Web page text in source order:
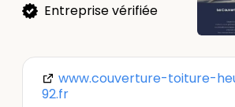
Entreprise vérifiée
www.couverture-toiture-
92.fr